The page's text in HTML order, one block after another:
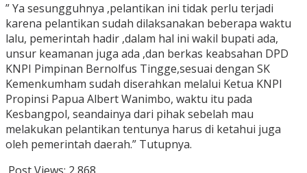
” Ya sesungguhnya ,pelantikan ini tidak perlu terjadi
karena pelantikan sudah dilaksanakan beberapa waktu
lalu, pemerintah hadir ,dalam hal ini wakil bupati ada,
unsur keamanan juga ada ,dan berkas keabsahan DPD
KNPI Pimpinan Bernolfus Tingge,sesuai dengan SK
Kemenkumham sudah diserahkan melalui Ketua KNPI
Propinsi Papua Albert Wanimbo, waktu itu pada
Kesbangpol, seandainya dari pihak sebelah mau
melakukan pelantikan tentunya harus di ketahui juga
oleh pemerintah daerah.” Tutupnya.